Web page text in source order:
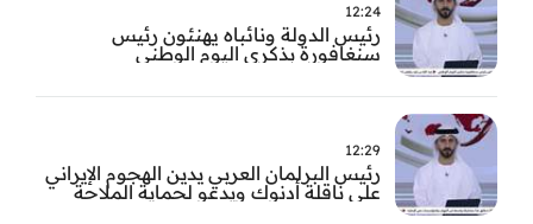
12:24
رئيس الدولة ونائباه يهنئون رئيس
سنغافورة بذكرى اليوم الوطني
12:29
رئيس البرلمان العربي يدين الهجوم الإيراني
على ناقلة أدنوك ويدعو لحماية الملاحة